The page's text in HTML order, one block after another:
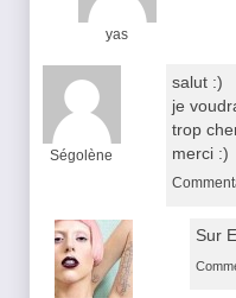
yas
Ségolène
salut :)
je
trop
merci :)
Sur